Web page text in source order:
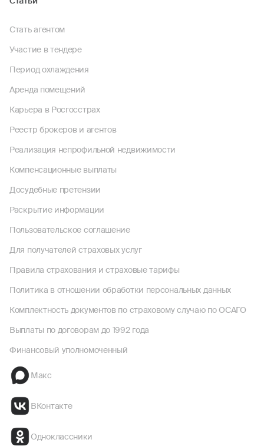
Стать агентом
Участие в тендере
Период охлаждения
Аренда помещений
Карьера в Росгосстрах
Реестр брокеров и агентов
Реализация непрофильной недвижимости
Компенсационные выплаты
Досудебные претензии
Раскрытие информации
Пользовательское соглашение
Для получателей страховых услуг
Правила страхования и страховые тарифы
Политика в отношении обработки персональных данных
Комплектность документов по страховому случаю по ОСАГО
Выплаты по договорам до 1992 года
Финансовый уполномоченный
Макс
ВКонтакте
Одноклассники